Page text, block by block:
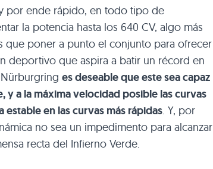
por ende rápido, en todo tipo de
la potencia hasta los 640 CV, algo más
que poner a punto el conjunto para ofrecer
deportivo que aspira a batir un récord en
es deseable que este sea capaz
y a la máxima velocidad posible las curvas
estable en las curvas más rápidas. Y, por
no sea un impedimento para alcanzar
recta del Infierno Verde.